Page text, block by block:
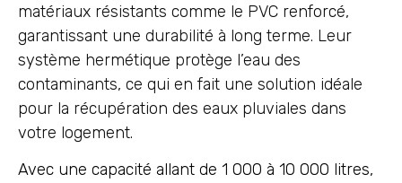
matériaux résistants comme le PVC renforcé,
garantissant une durabilité à long terme. Leur
système hermétique protège l’eau des
contaminants, ce qui en fait une solution idéale
pour la récupération des eaux pluviales dans
votre logement.
Avec une capacité allant de 1 000 à 10 000 litres,